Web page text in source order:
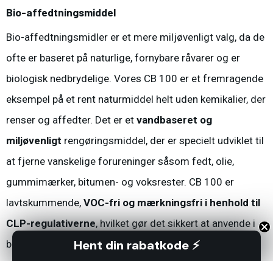
Bio-affedtningsmiddel
Bio-affedtningsmidler er et mere miljøvenligt valg, da de
ofte er baseret på naturlige, fornybare råvarer og er
biologisk nedbrydelige. Vores CB 100 er et fremragende
eksempel på et rent naturmiddel helt uden kemikalier, der
renser og affedter. Det er et vandbaseret og
miljøvenligt rengøringsmiddel, der er specielt udviklet til
at fjerne vanskelige forureninger såsom fedt, olie,
gummimærker, bitumen- og voksrester. CB 100 er
lavtskummende, VOC-fri og mærkningsfri i henhold til
CLP-regulativerne, hvilket gør det sikkert at anvende i
både manuelle og mekaniske rengøringsprocesser. Det
Hent din rabatkode ⚡